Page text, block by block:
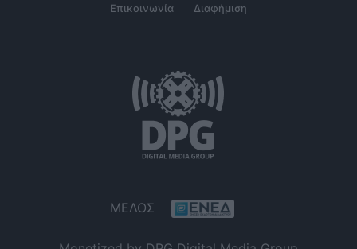
Επικοινωνία Διαφήμιση
ΜΕΛΟΣ